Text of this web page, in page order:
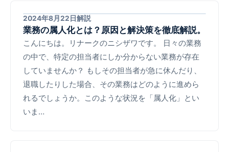
2024年8月22日解説
業務の属人化とは？原因と解決策を徹底解説。
こんにちは。リナークのニシザワです。 日々の業務
の中で、特定の担当者にしか分からない業務が存在
していませんか？ もしその担当者が急に休んだり、
退職したりした場合、その業務はどのように進めら
れるでしょうか。このような状況を「属人化」とい
いま…